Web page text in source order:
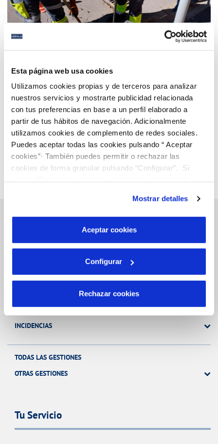
Esta página web usa cookies
Utilizamos cookies propias y de terceros para analizar
nuestros servicios y mostrarte publicidad relacionada
con tus preferencias en base a un perfil elaborado a
partir de tus hábitos de navegación. Adicionalmente
utilizamos cookies de complemento de redes sociales.
Puedes aceptar todas las cookies pulsando “ Aceptar
cookies”· También puedes permitir o rechazar las
cookies de forma granular pulsando “Configurar”. Si
son indispensables para que el sitio web funcione y que
por tanto no se pueden desactivar. Puedes consultar
más información en nuestraPolítica de Cookies
Mostrar detalles
Aceptar cookies
Configurar
Rechazar cookies
Hidralia y el ayuntamiento de Rincón de la Victoria
municipio en previsión de las lluvias otoñales
Página 40 de 112
Anterior Siguiente
Gestiones Online
FACTURAS, PAGOS Y CONSUMOS
MODIFICACIÓN DE DATOS
INCIDENCIAS
TODAS LAS GESTIONES
OTRAS GESTIONES
Tu Servicio